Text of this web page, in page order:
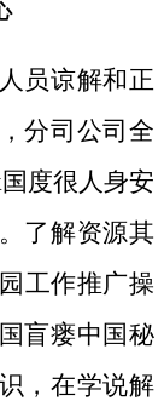
员谅解和正
分司公司全
度很人身安
了解资源其
工作推广操
盲瘘中国秘
，在学说解